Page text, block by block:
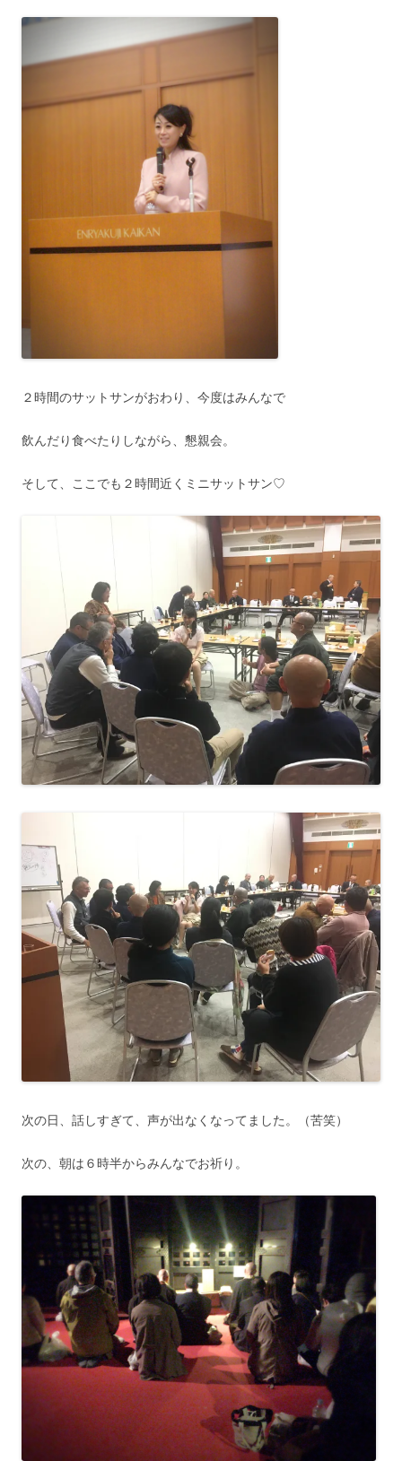
２時間のサットサンがおわり、今度はみんなで
飲んだり食べたりしながら、懇親会。
そして、ここでも２時間近くミニサットサン♡
次の日、話しすぎて、声が出なくなってました。（苦笑）
次の、朝は６時半からみんなでお祈り。